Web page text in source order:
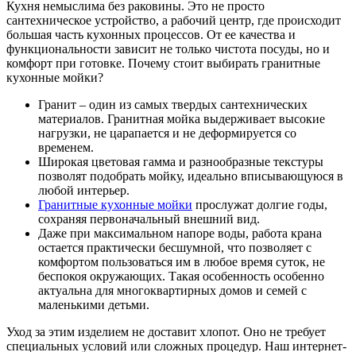
Кухня немыслима без раковины. Это не просто
сантехническое устройство, а рабочий центр, где происходит
большая часть кухонных процессов. От ее качества и
функциональности зависит не только чистота посуды, но и
комфорт при готовке. Почему стоит выбирать гранитные
кухонные мойки?
Гранит – один из самых твердых сантехнических
материалов. Гранитная мойка выдерживает высокие
нагрузки, не царапается и не деформируется со
временем.
Широкая цветовая гамма и разнообразные текстуры
позволят подобрать мойку, идеально вписывающуюся в
любой интерьер.
Гранитные кухонные мойки прослужат долгие годы,
сохраняя первоначальный внешний вид.
Даже при максимальном напоре воды, работа крана
остается практически бесшумной, что позволяет с
комфортом пользоваться им в любое время суток, не
беспокоя окружающих. Такая особенность особенно
актуальна для многоквартирных домов и семей с
маленькими детьми.
Уход за этим изделием не доставит хлопот. Оно не требует
специальных условий или сложных процедур. Наш интернет-